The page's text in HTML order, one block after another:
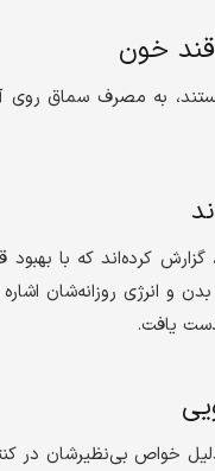
قند خون
به مصرف سماق روی
گزارش کرده‌اند که با
و انرژی روزانه‌شان
یافت.
خواص بی‌نظیرشان در